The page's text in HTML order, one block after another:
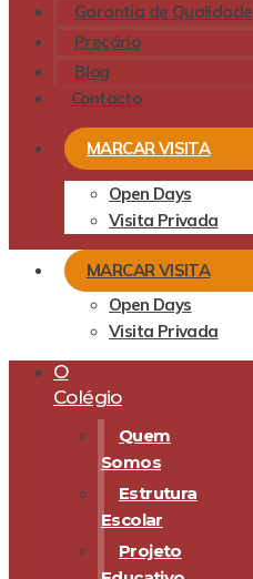
Garantia de Qualidade
Preçário
Blog
Contacto
MARCAR VISITA
Open Days
Visita Privada
MARCAR VISITA
Open Days
Visita Privada
O
Colégio
Quem
Somos
Estrutura
Escolar
Projeto